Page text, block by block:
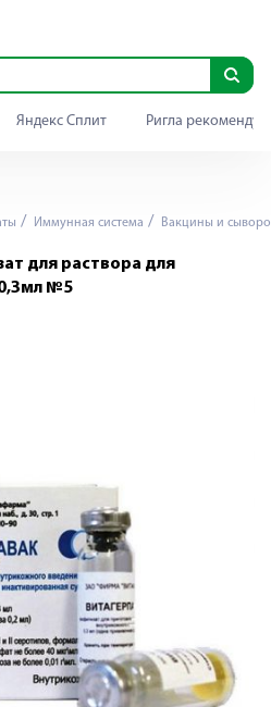
Яндекс Сплит Ригла
Иммунная система Вакцины и
для раствора для
№5